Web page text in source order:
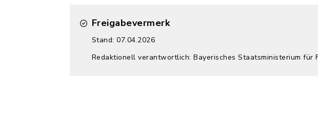
Freigabevermerk
Stand: 07.04.2026
Redaktionell verantwortlich: Bayerisches Staatsministerium für